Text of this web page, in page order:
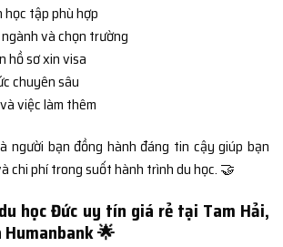
tập phù hợp
và chọn trường
sơ xin visa
chuyên sâu
việc làm thêm
người bạn đồng hành đáng tin cậy giúp bạn
chi phí trong suốt hành trình du học. 🤝
học Đức uy tín giá rẻ tại Tam Hải,
Humanbank 🌟